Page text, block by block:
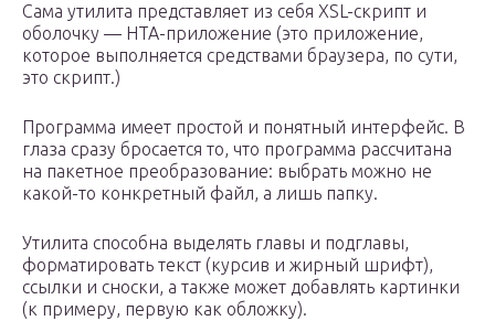
Сама утилита представляет из себя XSL-скрипт и
оболочку — HTA-приложение (это приложение,
которое выполняется средствами браузера, по сути,
это скрипт.)
Программа имеет простой и понятный интерфейс. В
глаза сразу бросается то, что программа рассчитана
на пакетное преобразование: выбрать можно не
какой-то конкретный файл, а лишь папку.
Утилита способна выделять главы и подглавы,
форматировать текст (курсив и жирный шрифт),
ссылки и сноски, а также может добавлять картинки
(к примеру, первую как обложку).